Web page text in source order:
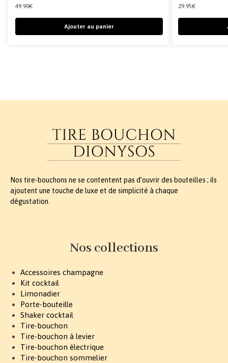
49.90€
Ajouter au panier
29.95€
Nos tire-bouchons ne se contentent pas d’ouvrir des bouteilles ; ils
ajoutent une touche de luxe et de simplicité à chaque
dégustation.
Nos collections
Accessoires champagne
Kit cocktail
Limonadier
Porte-bouteille
Shaker cocktail
Tire-bouchon
Tire-bouchon à levier
Tire-bouchon électrique
Tire-bouchon sommelier